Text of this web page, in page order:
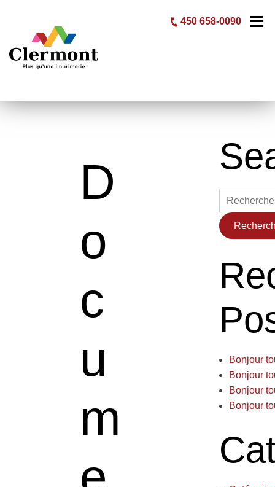
450 658-0090
D
o
c
u
m
Rechercher :
Bonjour
Bonjour
Bonjour
Bonjour